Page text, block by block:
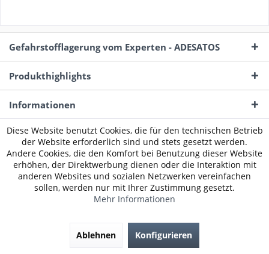
Gefahrstofflagerung vom Experten - ADESATOS
Produkthighlights
Informationen
Service Hotline
Unsere Zahlungsarten
Wir versenden mit:
AGB Datenschutz
Widerrufsrecht
Faxbestellung offene Stellen
Cookie Einstellungen
Diese Website benutzt Cookies, die für den technischen Betrieb
der Website erforderlich sind und stets gesetzt werden.
Andere Cookies, die den Komfort bei Benutzung dieser Website
erhöhen, der Direktwerbung dienen oder die Interaktion mit
anderen Websites und sozialen Netzwerken vereinfachen
sollen, werden nur mit Ihrer Zustimmung gesetzt.
Mehr Informationen
Ablehnen Konfigurieren